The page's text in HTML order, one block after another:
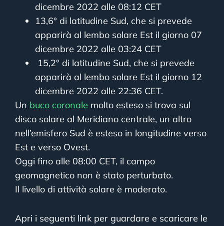
dicembre 2022 alle 08:12 CET
13,6° di latitudine Sud, che si prevede
apparirà al lembo solare Est il giorno 07
dicembre 2022 alle 03:24 CET
15,2° di latitudine Sud, che si prevede
apparirà al lembo solare Est il giorno 12
dicembre 2022 alle 22:36 CET.
Un buco coronale molto esteso si trova sul
disco solare al Meridiano centrale, un altro
nell’emisfero Sud è esteso in longitudine verso
Est e verso Ovest.
Oggi fino alle 08:00 CET, il campo
geomagnetico non è stato perturbato.
Il livello di attività solare è moderato.
Apri i seguenti link per guardare e scaricare le